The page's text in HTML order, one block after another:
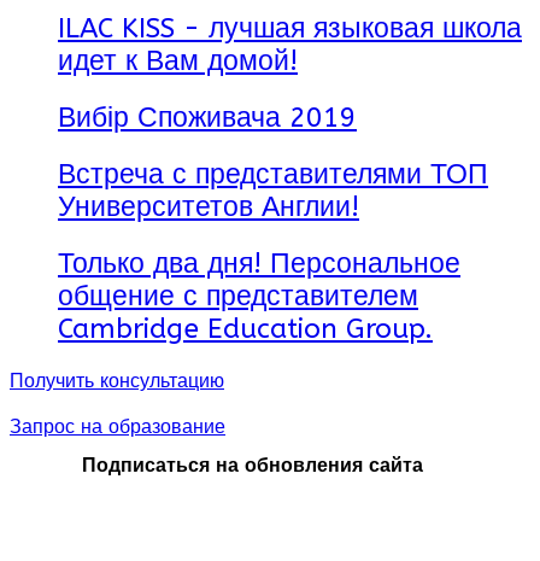
ILAC KISS - лучшая языковая школа
идет к Вам домой!
Вибір Споживача 2019
Встреча с представителями ТОП
Университетов Англии!
Только два дня! Персональное
общение с представителем
Cambridge Education Group.
Получить консультацию
Запрос на образование
Подписаться на обновления сайта